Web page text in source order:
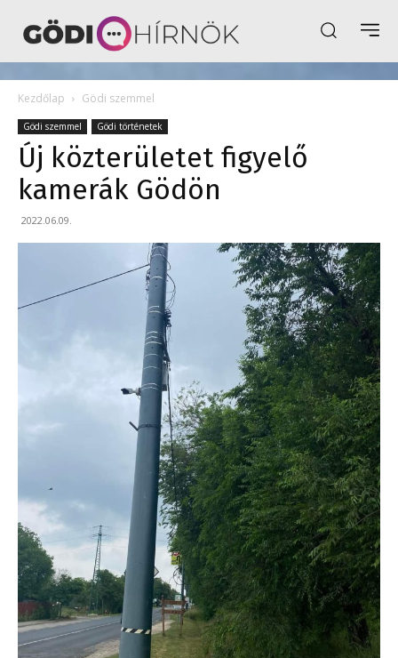
Kezdőlap Gödi szemmel
Gödi szemmel Gödi történetek
Új közterületet figyelő
kamerák Gödön
2022.06.09.